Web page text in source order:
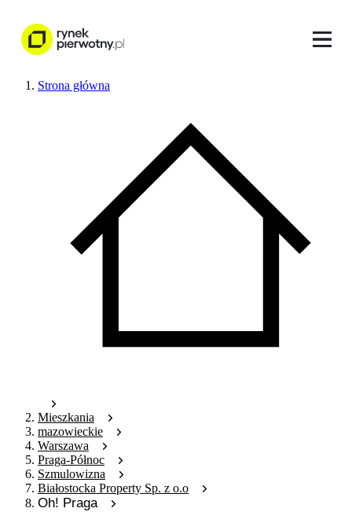
Strona główna
Mieszkania
mazowieckie
Warszawa
Praga-Północ
Szmulowizna
Białostocka Property Sp. z o.o
Oh! Praga